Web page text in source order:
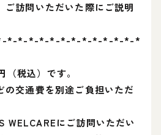
ご訪問いただいた際にご説明
*-*-*-*-*-*-*-*-*-*-*-*-*
税込）です。
の交通費を別途ご負担いただ
WELCAREにご訪問いただい